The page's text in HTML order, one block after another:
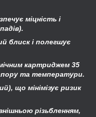
міцність і
блиск і полегшує
картриджем 35
та температури.
що мінімізує ризик
різьбленням,